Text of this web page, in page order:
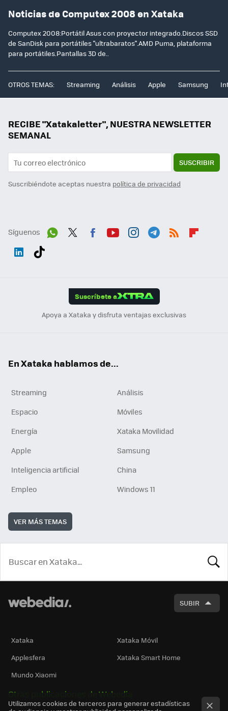
Noticias de Computex 2008 en Xataka
Computex 2008:Portátil Asus con proyector integrado.Discos SSD
de SanDisk para portátiles "ultrabaratos".AMD Puma, plataforma
para portátiles.Pantallas 3D de..
OTROS TEMAS: Streaming Análisis Apple Samsung
RECIBE "Xatakaletter", NUESTRA NEWSLETTER
SEMANAL
SUSCRIBIR
Suscribiéndote aceptas nuestra política de privacidad
Síguenos
Suscríbete a
Apoya a Xataka y disfruta ventajas exclusivas
En Xataka hablamos de...
Streaming
Análisis
Espacio
Móviles
Energía
Xataka Movilidad
Apple
Samsung
Inteligencia artificial
China
Empleo
Windows 11
VER MÁS TEMAS
SUBIR
Xataka
Xataka Móvil
Applesfera
Xataka Smart Home
Mundo Xiaomi
Otras publicaciones de Webedia
Utilizamos cookies de terceros para generar estadísticas